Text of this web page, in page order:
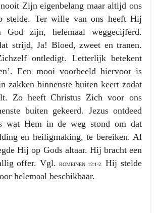
Zijn eigenbelang maar altijd ons
stelde. Ter wille van ons heeft Hij
God zijn, helemaal weggecijferd.
strijd, Ja! Bloed, zweet en tranen.
ontledigt. Letterlijk betekent
Een mooi voorbeeld hiervoor is
zakken binnenste buiten keert zodat
Zo heeft Christus Zich voor ons
buiten gekeerd. Jezus ontdeed
wat Hem in de weg stond om dat
en heiligmaking, te bereiken. Al
Hij op Gods altaar. Hij bracht een
offer. Vgl.ROMEINEN 12:1-2.
Hij stelde
helemaal beschikbaar.